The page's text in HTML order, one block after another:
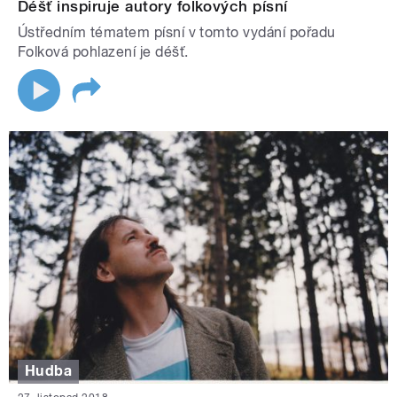
Déšť inspiruje autory folkových písní
Ústředním tématem písní v tomto vydání pořadu
Folková pohlazení je déšť.
Hudba